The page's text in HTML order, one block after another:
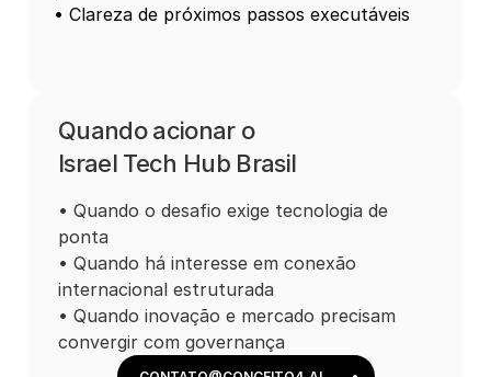
• Clareza de próximos passos executáveis
Quando acionar o
Israel Tech Hub Brasil
• Quando o desafio exige tecnologia de
ponta
• Quando há interesse em conexão
internacional estruturada
• Quando inovação e mercado precisam
convergir com governança